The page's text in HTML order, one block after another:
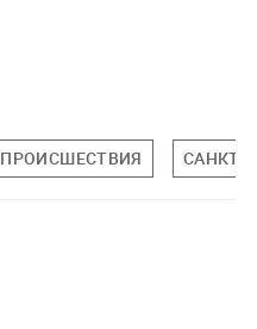
ПРОИСШЕСТВИЯ САНКТ-